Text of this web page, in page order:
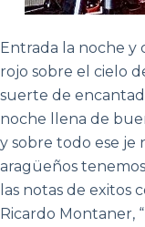
Entrada la noche y
rojo sobre el cielo
suerte de
noche llena de
y sobre todo ese je
aragüeños
las notas de exitos
Ricardo Montaner,